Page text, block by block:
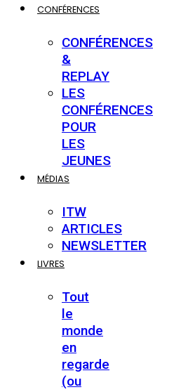
CONFÉRENCES
CONFÉRENCES
&
REPLAY
LES
CONFÉRENCES
POUR
LES
JEUNES
MÉDIAS
ITW
ARTICLES
NEWSLETTER
LIVRES
Tout
le
monde
en
regarde
(ou